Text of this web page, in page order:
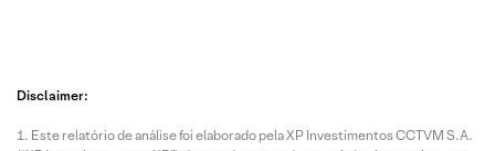
Disclaimer:
Este relatório de análise foi elaborado pela XP Investimentos CCTVM S.A.